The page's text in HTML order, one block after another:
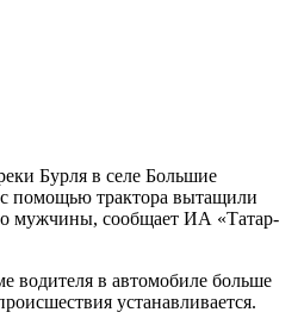
Бурля в селе Большие
помощью трактора вытащили
мужчины, сообщает ИА «Татар-
водителя в автомобиле больше
устанавливается.